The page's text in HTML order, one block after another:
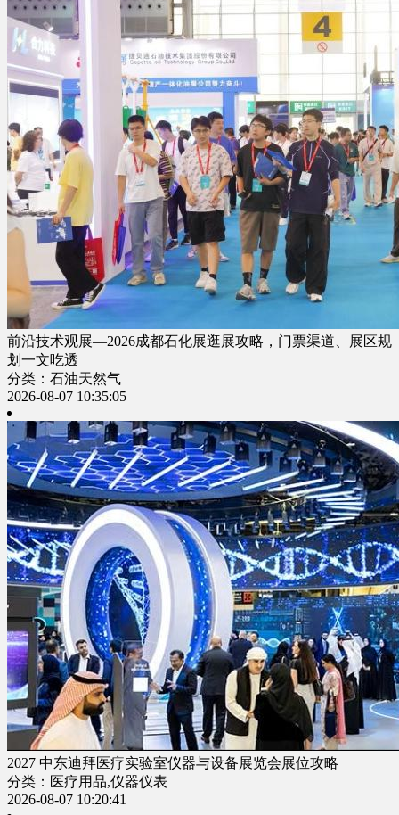
前沿技术观展—2026成都石化展逛展攻略，门票渠道、展区规
划一文吃透
分类：石油天然气
2026-08-07 10:35:05
2027 中东迪拜医疗实验室仪器与设备展览会展位攻略
分类：医疗用品,仪器仪表
2026-08-07 10:20:41